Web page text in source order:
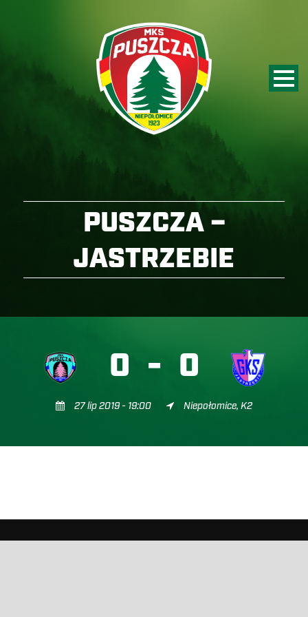
PUSZCZA –
JASTRZEBIE
0 - 0
27 lip 2019 - 19:00 Niepołomice, K2